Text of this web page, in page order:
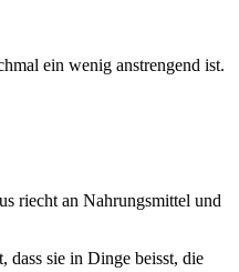
ein wenig anstrengend ist.
riecht an Nahrungsmittel und
dass sie in Dinge beisst, die